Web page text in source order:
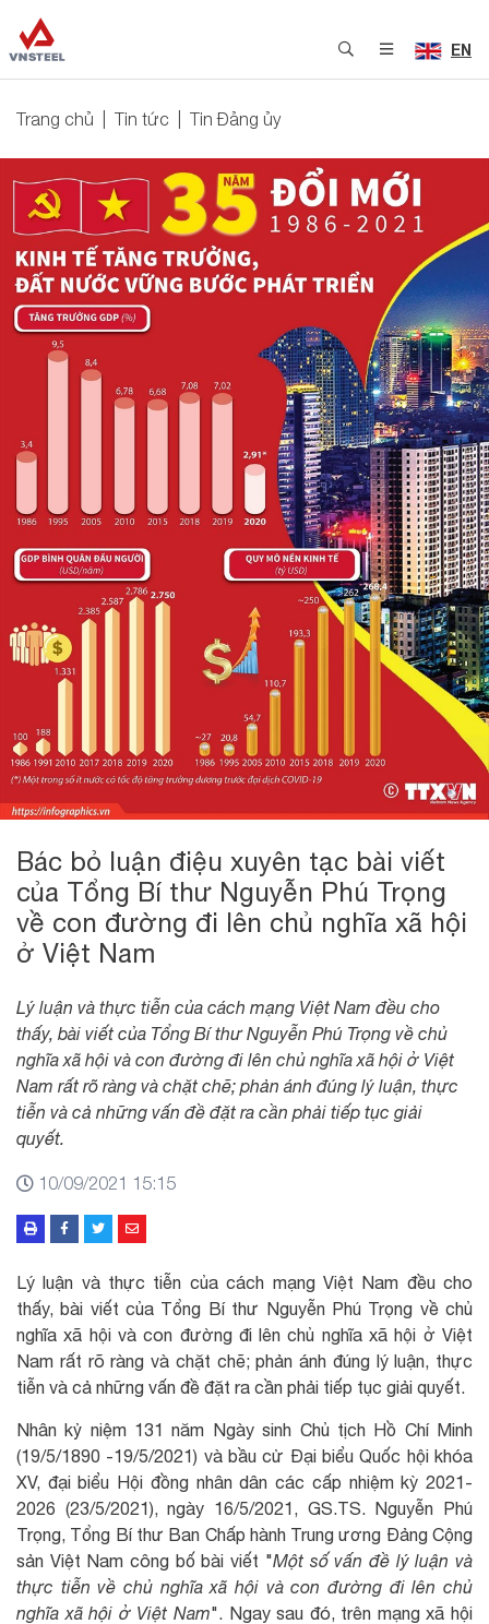
EN
Trang chủ Tin tức Tin Đảng ủy
Bác bỏ luận điệu xuyên tạc bài viết
của Tổng Bí thư Nguyễn Phú Trọng
về con đường đi lên chủ nghĩa xã hội
ở Việt Nam
Lý luận và thực tiễn của cách mạng Việt Nam đều cho
thấy, bài viết của Tổng Bí thư Nguyễn Phú Trọng về chủ
nghĩa xã hội và con đường đi lên chủ nghĩa xã hội ở Việt
Nam rất rõ ràng và chặt chẽ; phản ánh đúng lý luận, thực
tiễn và cả những vấn đề đặt ra cần phải tiếp tục giải
quyết.
10/09/2021 15:15
Lý luận và thực tiễn của cách mạng Việt Nam đều cho
thấy, bài viết của Tổng Bí thư Nguyễn Phú Trọng về chủ
nghĩa xã hội và con đường đi lên chủ nghĩa xã hội ở Việt
Nam rất rõ ràng và chặt chẽ; phản ánh đúng lý luận, thực
tiễn và cả những vấn đề đặt ra cần phải tiếp tục giải quyết.
Nhân kỷ niệm 131 năm Ngày sinh Chủ tịch Hồ Chí Minh
(19/5/1890 -19/5/2021) và bầu cử Đại biểu Quốc hội khóa
XV, đại biểu Hội đồng nhân dân các cấp nhiệm kỳ 2021-
2026 (23/5/2021), ngày 16/5/2021, GS.TS. Nguyễn Phú
Trọng, Tổng Bí thư Ban Chấp hành Trung ương Đảng Cộng
sản Việt Nam công bố bài viết "Một số vấn đề lý luận và
thực tiễn về chủ nghĩa xã hội và con đường đi lên chủ
nghĩa xã hội ở Việt Nam". Ngay sau đó, trên mạng xã hội